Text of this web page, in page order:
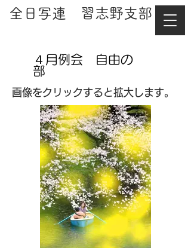
​全日写連 習志野支部
４月例会 自由の
部
​画像をクリックすると拡大します。